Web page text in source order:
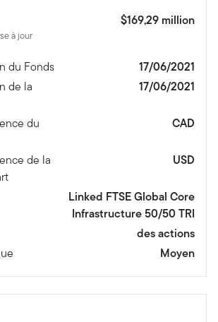
$169,29 million
du Fonds
17/06/2021
de la
17/06/2021
du
CAD
de la
USD
Linked FTSE Global Core
Infrastructure 50/50 TRI
des actions
Moyen